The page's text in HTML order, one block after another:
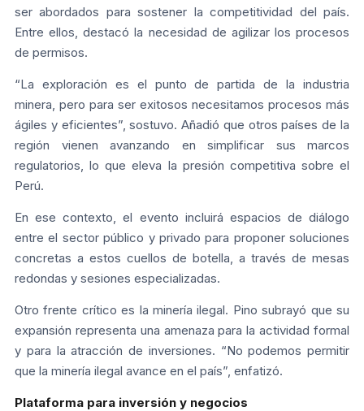
ser abordados para sostener la competitividad del país.
Entre ellos, destacó la necesidad de agilizar los procesos
de permisos.
“La exploración es el punto de partida de la industria
minera, pero para ser exitosos necesitamos procesos más
ágiles y eficientes”, sostuvo. Añadió que otros países de la
región vienen avanzando en simplificar sus marcos
regulatorios, lo que eleva la presión competitiva sobre el
Perú.
En ese contexto, el evento incluirá espacios de diálogo
entre el sector público y privado para proponer soluciones
concretas a estos cuellos de botella, a través de mesas
redondas y sesiones especializadas.
Otro frente crítico es la minería ilegal. Pino subrayó que su
expansión representa una amenaza para la actividad formal
y para la atracción de inversiones. “No podemos permitir
que la minería ilegal avance en el país”, enfatizó.
Plataforma para inversión y negocios